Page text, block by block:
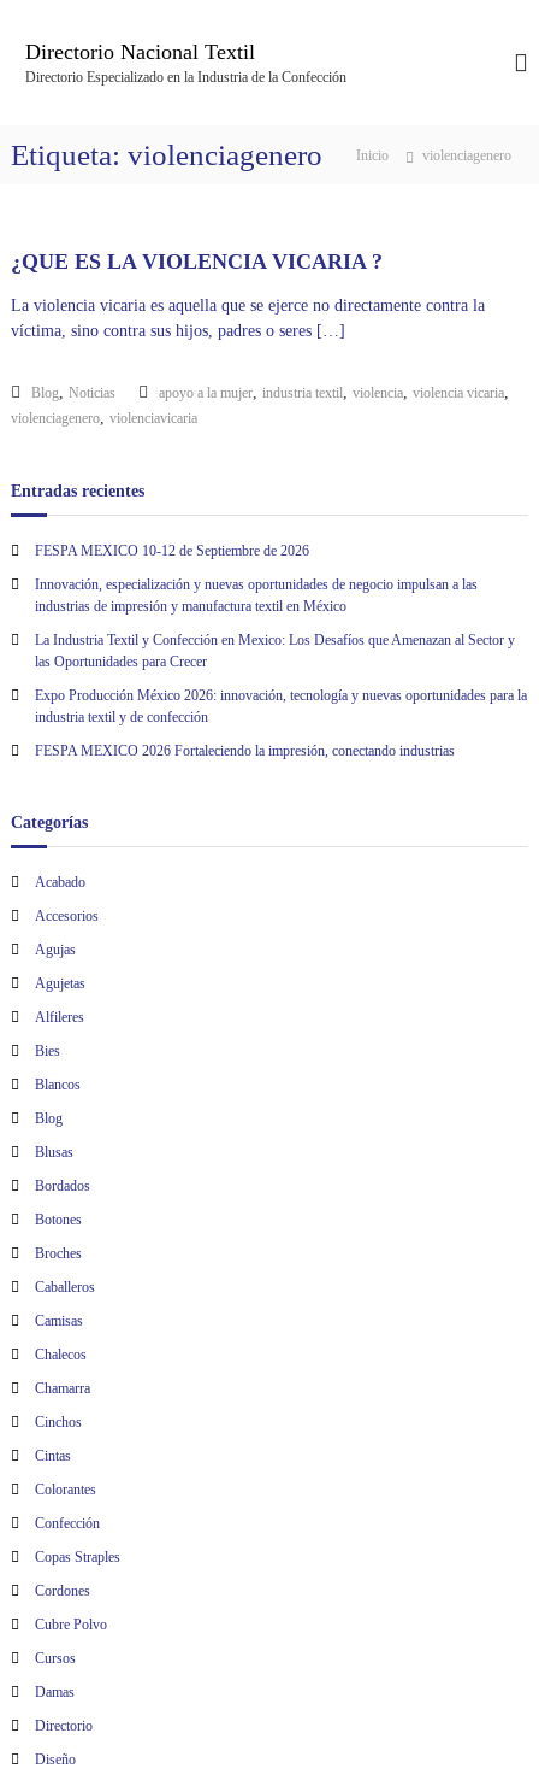
Directorio Nacional Textil
Directorio Especializado en la Industria de la Confección
Etiqueta: violenciagenero Inicio violenciagenero
¿QUE ES LA VIOLENCIA VICARIA ?
La violencia vicaria es aquella que se ejerce no directamente contra la
víctima, sino contra sus hijos, padres o seres […]
Blog, Noticias apoyo a la mujer, industria textil, violencia, violencia vicaria,
violenciagenero, violenciavicaria
Entradas recientes
FESPA MEXICO 10-12 de Septiembre de 2026
Innovación, especialización y nuevas oportunidades de negocio impulsan a las
industrias de impresión y manufactura textil en México
La Industria Textil y Confección en Mexico: Los Desafíos que Amenazan al Sector y
las Oportunidades para Crecer
Expo Producción México 2026: innovación, tecnología y nuevas oportunidades para la
industria textil y de confección
FESPA MEXICO 2026 Fortaleciendo la impresión, conectando industrias
Categorías
Acabado
Accesorios
Agujas
Agujetas
Alfileres
Bies
Blancos
Blog
Blusas
Bordados
Botones
Broches
Caballeros
Camisas
Chalecos
Chamarra
Cinchos
Cintas
Colorantes
Confección
Copas Straples
Cordones
Cubre Polvo
Cursos
Damas
Directorio
Diseño